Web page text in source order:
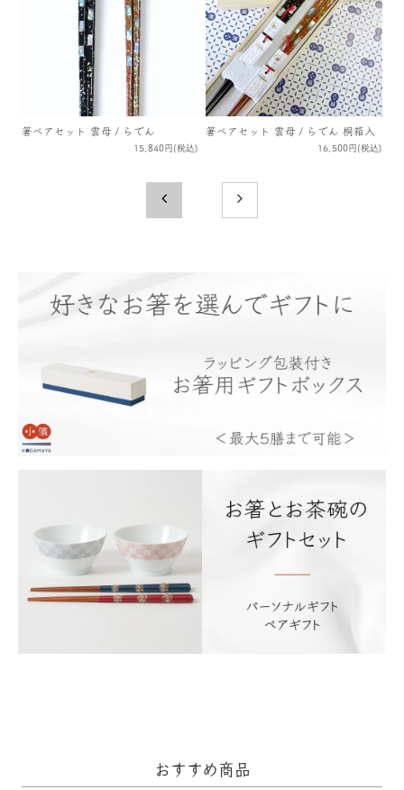
箸ペアセット 雲母 / らでん
15,840円(税込)
箸ペアセット 雲母 / らでん 桐箱入
16,500円(税込)
おすすめ商品